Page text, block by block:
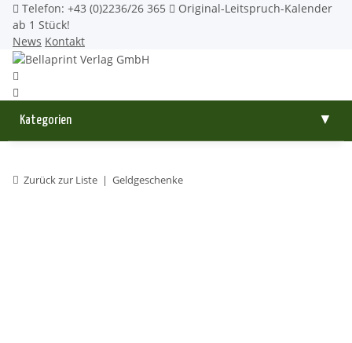
Telefon: +43 (0)2236/26 365
Original-Leitspruch-Kalender
ab 1 Stück!
News Kontakt
Kategorien ▼
Zurück zur Liste Geldgeschenke